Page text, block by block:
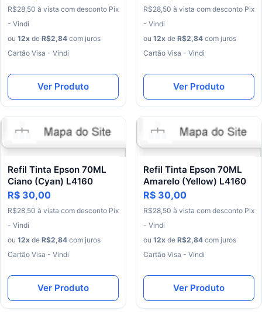
R$28 50 à vista com desconto Pix
- Vindi
ou 12x de R$2,84 com juros
Cartão Visa - Vindi
Ver Produto
R$28 50 à vista com desconto Pix
- Vindi
ou 12x de R$2,84 com juros
Cartão Visa - Vindi
Ver Produto
Refil Tinta Epson 70ML
Ciano (Cyan) L4160
R$ 30,00
R$28 50 à vista com desconto Pix
- Vindi
ou 12x de R$2,84 com juros
Cartão Visa - Vindi
Ver Produto
Refil Tinta Epson 70ML
Amarelo (Yellow) L4160
R$ 30,00
R$28 50 à vista com desconto Pix
- Vindi
ou 12x de R$2,84 com juros
Cartão Visa - Vindi
Ver Produto